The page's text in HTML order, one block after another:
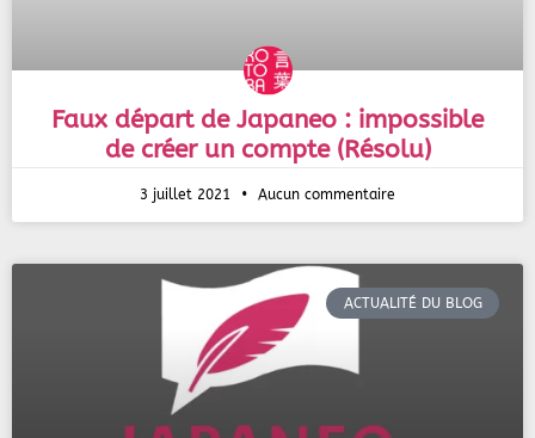
Faux départ de Japaneo : impossible
de créer un compte (Résolu)
3 juillet 2021 Aucun commentaire
ACTUALITÉ DU BLOG